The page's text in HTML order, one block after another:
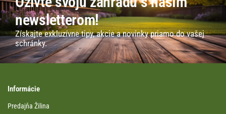
newsletterom!
Získajte exkluzívne tipy, akcie a novinky priamo do vašej
schránky.
Informácie
Predajňa Žilina